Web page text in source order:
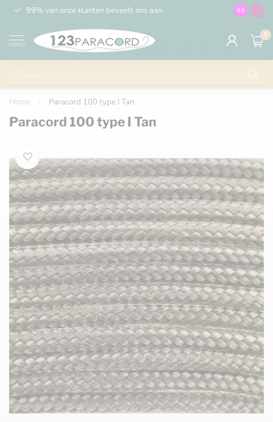
99% van onze klanten beveelt ons aan 100% de
9.5
MENU
0
Home Paracord 100 type I Tan
Paracord 100 type I Tan